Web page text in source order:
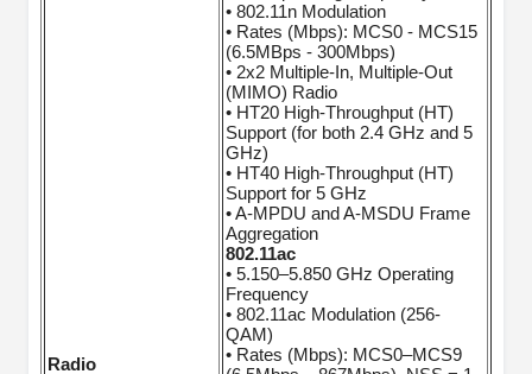
Radio
• 802.11n Modulation
• Rates (Mbps): MCS0 - MCS15
(6.5MBps - 300Mbps)
• 2x2 Multiple-In, Multiple-Out
(MIMO) Radio
• HT20 High-Throughput (HT)
Support (for both 2.4 GHz and 5
GHz)
• HT40 High-Throughput (HT)
Support for 5 GHz
• A-MPDU and A-MSDU Frame
Aggregation
802.11ac
• 5.150–5.850 GHz Operating
Frequency
• 802.11ac Modulation (256-
QAM)
• Rates (Mbps): MCS0–MCS9